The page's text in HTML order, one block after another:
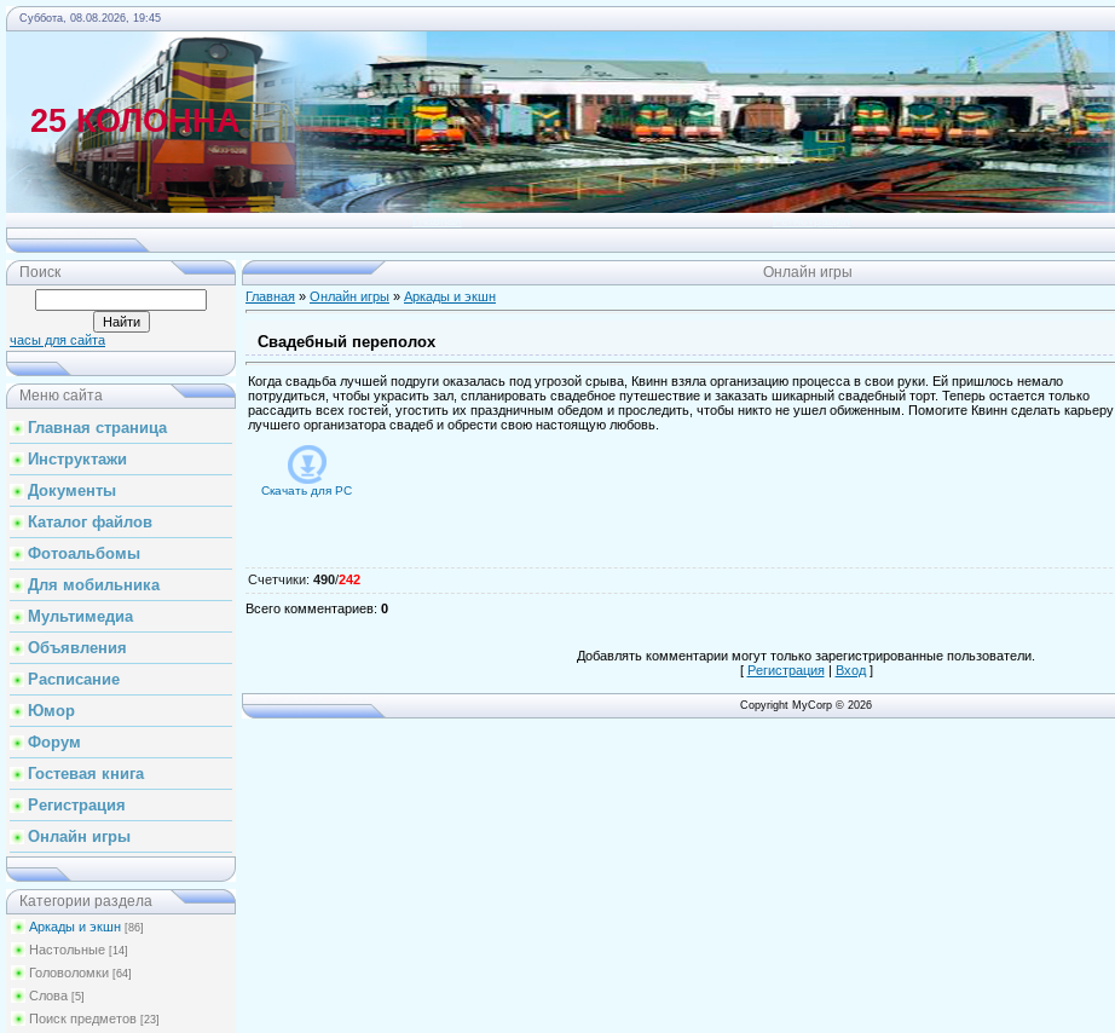
Суббота, 08.08.2026, 19:45
25 КОЛОННА
Поиск
часы для сайта
Меню сайта
Главная страница
Инструктажи
Документы
Каталог файлов
Фотоальбомы
Для мобильника
Мультимедиа
Объявления
Расписание
Юмор
Форум
Гостевая книга
Регистрация
Онлайн игры
Категории раздела
Аркады и экшн [86]
Настольные [14]
Головоломки [64]
Слова [5]
Поиск предметов [23]
Онлайн игры
Главная » Онлайн игры » Аркады и экшн
Свадебный переполох
Когда свадьба лучшей подруги оказалась под угрозой срыва, Квинн взяла организацию процесса в свои руки. Ей пришлось немало
потрудиться, чтобы украсить зал, спланировать свадебное путешествие и заказать шикарный свадебный торт. Теперь остается только
рассадить всех гостей, угостить их праздничным обедом и проследить, чтобы никто не ушел обиженным. Помогите Квинн сделать карьеру
лучшего организатора свадеб и обрести свою настоящую любовь.
Скачать для PC
Счетчики: 490/242
Всего комментариев: 0
Добавлять комментарии могут только зарегистрированные пользователи.
[ Регистрация| Вход]
Copyright MyCorp © 2026